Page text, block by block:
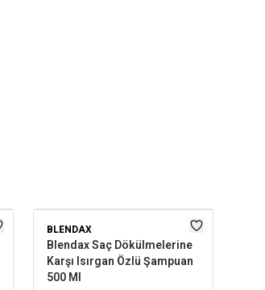
BLENDAX
Blendax Saç Dökülmelerine
Karşı Isırgan Özlü Şampuan
500 Ml